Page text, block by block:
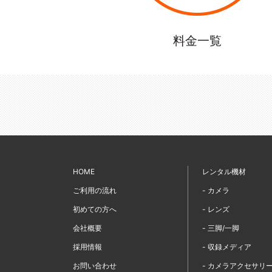
料金一覧
HOME
ご利用の流れ
初めての方へ
会社概要
採用情報
お問い合わせ
レンタル機材
- カメラ
- レンズ
- 三脚/一脚
- 収録メディア
- カメラアクセサリ